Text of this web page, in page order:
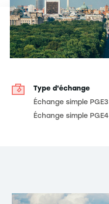
Type d'échange
Échange simple PGE3
Échange simple PGE4